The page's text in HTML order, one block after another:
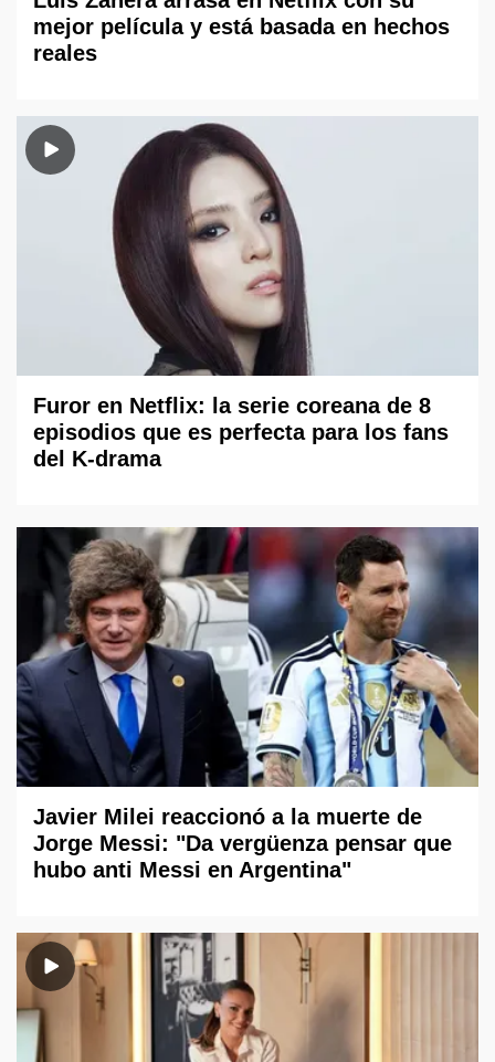
mejor película y está basada en hechos
reales
Furor en Netflix: la serie coreana de 8
episodios que es perfecta para los fans
del K-drama
Javier Milei reaccionó a la muerte de
Jorge Messi: "Da vergüenza pensar que
hubo anti Messi en Argentina"